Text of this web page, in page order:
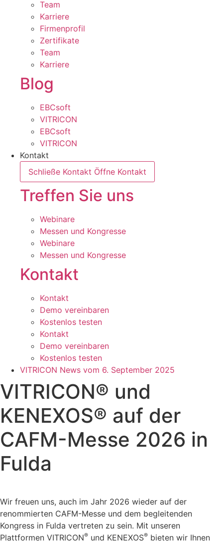
Team
Karriere
Firmenprofil
Zertifikate
Team
Karriere
Blog
EBCsoft
VITRICON
EBCsoft
VITRICON
Kontakt
Schließe Kontakt Öffne Kontakt
Treffen Sie uns
Webinare
Messen und Kongresse
Webinare
Messen und Kongresse
Kontakt
Kontakt
Demo vereinbaren
Kostenlos testen
Kontakt
Demo vereinbaren
Kostenlos testen
VITRICON News vom 6. September 2025
VITRICON® und
KENEXOS® auf der
CAFM-Messe 2026 in
Fulda
Wir freuen uns, auch im Jahr 2026 wieder auf der
renommierten CAFM-Messe und dem begleitenden
Kongress in Fulda vertreten zu sein. Mit unseren
Plattformen VITRICON® und KENEXOS® bieten wir Ihnen